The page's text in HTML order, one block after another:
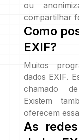
ou
compartilhar
Como
EXIF?
Muitos
dados EXIF.
chamado
Existem
oferecem
As